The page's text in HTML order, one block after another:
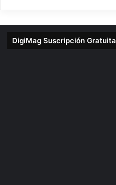
DigiMag Suscripción Gratuita